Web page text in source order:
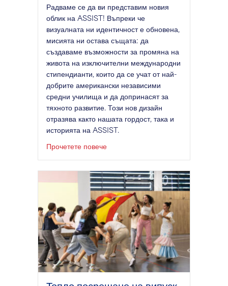
Радваме се да ви представим новия
облик на ASSIST! Въпреки че
визуалната ни идентичност е обновена,
мисията ни остава същата: да
създаваме възможности за промяна на
живота на изключителни международни
стипендианти, които да се учат от най-
добрите американски независими
средни училища и да допринасят за
тяхното развитие. Този нов дизайн
отразява както нашата гордост, така и
историята на ASSIST.
Прочетете повечеза Обявяване на вълнуващия нов